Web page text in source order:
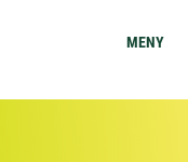
MENY